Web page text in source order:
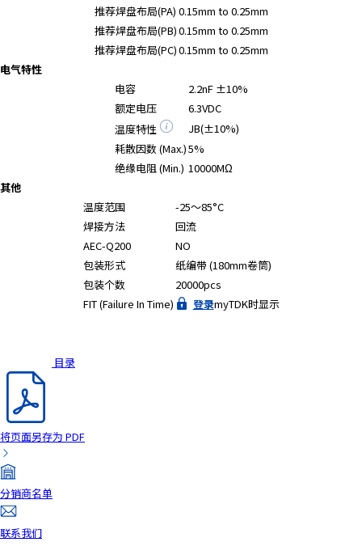
推荐焊盘布局(PA) 0.15mm to 0.25mm
推荐焊盘布局(PB)0.15mm to 0.25mm
推荐焊盘布局(PC)0.15mm to 0.25mm
电气特性
电容
2.2nF ±10%
额定电压
6.3VDC
温度特性
JB(±10%)
耗散因数 (Max.)5%
绝缘电阻 (Min.) 10000MΩ
其他
温度范围
-25～85°C
焊接方法
回流
AEC-Q200
NO
包装形式
纸编带 (180mm卷筒)
包装个数
20000pcs
FIT (Failure In Time)
登录myTDK时显示
目录
将页面另存为 PDF
分销商名单
联系我们